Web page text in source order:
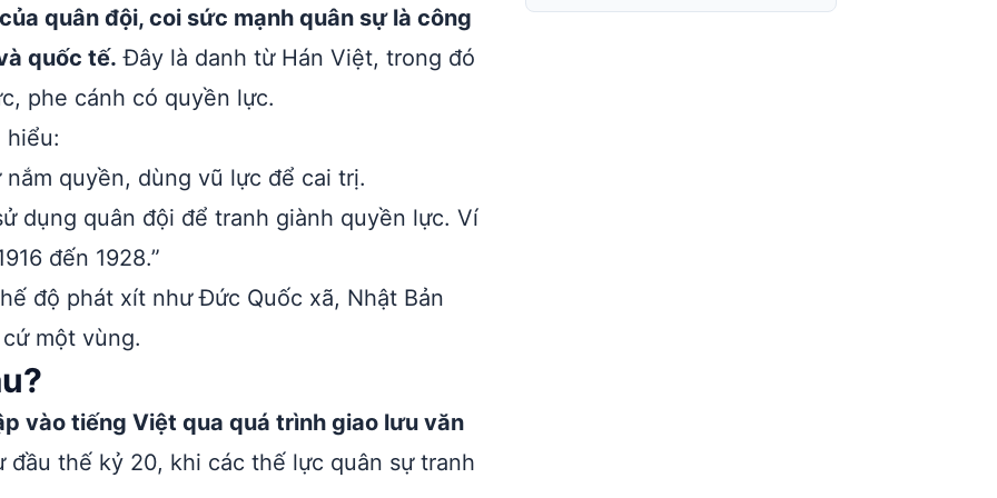
quân đội, coi sức mạnh quân sự là công
quốc tế. Đây là danh từ Hán Việt, trong đó
phe cánh có quyền lực.
quyền, dùng vũ lực để cai trị.
dụng quân đội để tranh giành quyền lực. Ví
đến 1928.”
độ phát xít như Đức Quốc xã, Nhật Bản
một vùng.
vào tiếng Việt qua quá trình giao lưu văn
thế kỷ 20, khi các thế lực quân sự tranh